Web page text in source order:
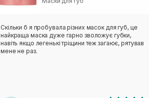
Скільки б я пробувала різних масок для губ, це
найкраща маска дуже гарно зволожує губки,
навіть якщо легенькі тріщини теж загаює, рятував
мене не раз.